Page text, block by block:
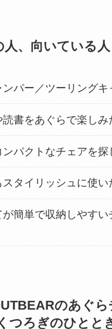
人、向いている人
ンパー／ツーリングキ
読書をあぐらで楽しみ
ンパクトなチェアを探
スタイリッシュに使い
が簡単で収納しやすい
のあぐら
つろぎのひとと